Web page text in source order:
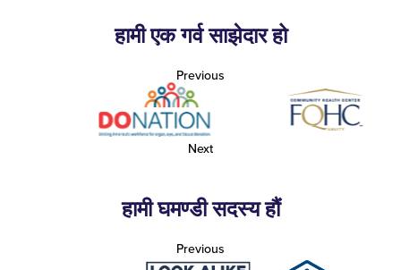
हामी एक गर्व साझेदार हो
Previous
Next
हामी घमण्डी सदस्य हौं
Previous